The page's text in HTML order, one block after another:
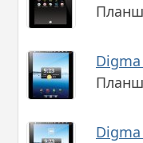
Digma